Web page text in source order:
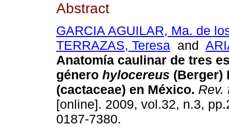
Abstract
GARCIA AGUILAR, Ma. de
TERRAZAS, Teresa and
Anatomía caulinar de tres
género hylocereus (Berger)
(cactaceae) en México. Rev.
[online]. 2009, vol.32, n.3,
0187-7380.